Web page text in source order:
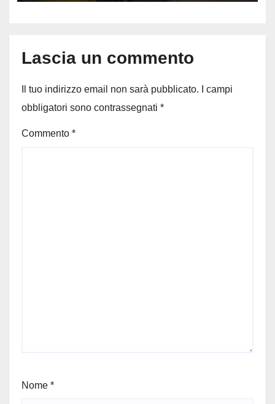
Lascia un commento
Il tuo indirizzo email non sarà pubblicato.
I campi
obbligatori sono contrassegnati *
Commento *
Nome *